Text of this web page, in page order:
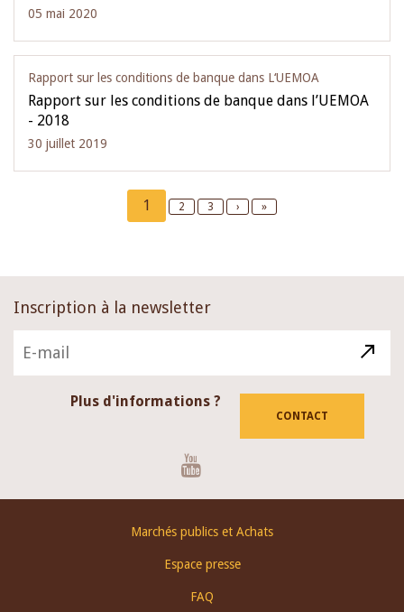
05 mai 2020
Rapport sur les conditions de banque dans L‘UEMOA
Rapport sur les conditions de banque dans l’UEMOA
- 2018
30 juillet 2019
Current
page
1 Page
2 Page
3
Next
›
Last
»
Inscription à la newsletter
Plus d'informations ?
CONTACT
Marchés publics et Achats
Espace presse
FAQ